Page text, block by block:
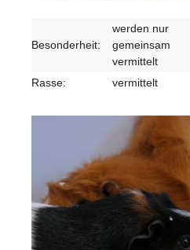
Besonderheit:
werden nur
gemeinsam
vermittelt
Rasse:
vermittelt